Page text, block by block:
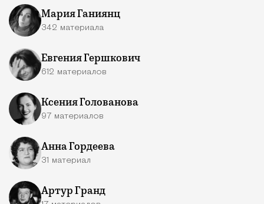
Мария Ганиянц
342 материала
Евгения Гершкович
612 материалов
Ксения Голованова
97 материалов
Анна Гордеева
31 материал
Артур Гранд